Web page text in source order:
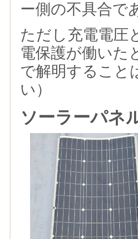
ー側の不具合で
ただし充電電圧
電保護が働いた
で解明すること
い）
ソーラーパネ